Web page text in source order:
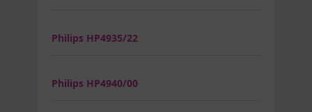
Philips HP4935/22
Philips HP4940/00